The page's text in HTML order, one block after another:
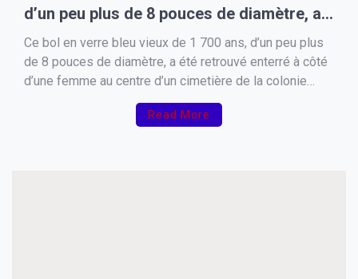
d’un peu plus de 8 pouces de diamètre, a
été retrouvé enterré à côté d’une femme
au centre d’un cimetière de la colonie
romaine d’Emona…
Ce bol en verre bleu vieux de 1 700 ans, d’un peu plus
de 8 pouces de diamètre, a été retrouvé enterré à côté
d’une femme au centre d’un cimetière de la colonie
romaine d’Emona dans l’actuelle Ljubljana en Slovénie.
Le récipient est décoré à l’extérieur de raisins, de
Read More